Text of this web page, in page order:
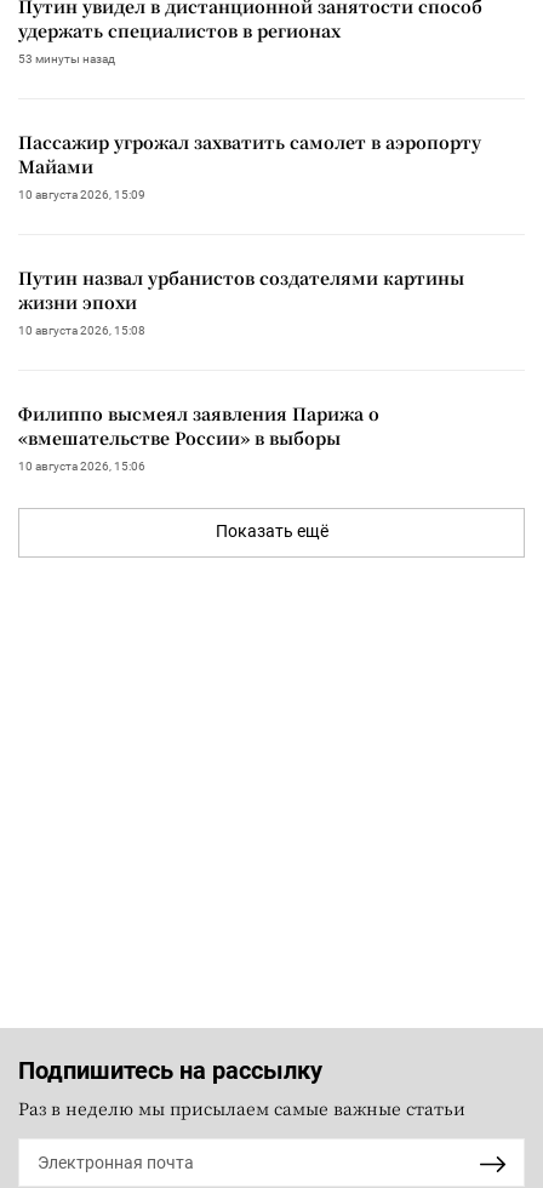
Путин увидел в дистанционной занятости способ
удержать специалистов в регионах
53 минуты назад
Пассажир угрожал захватить самолет в аэропорту
Майами
10 августа 2026, 15:09
Путин назвал урбанистов создателями картины
жизни эпохи
10 августа 2026, 15:08
Филиппо высмеял заявления Парижа о
«вмешательстве России» в выборы
10 августа 2026, 15:06
Показать ещё
Подпишитесь на рассылку
Раз в неделю мы присылаем самые важные статьи